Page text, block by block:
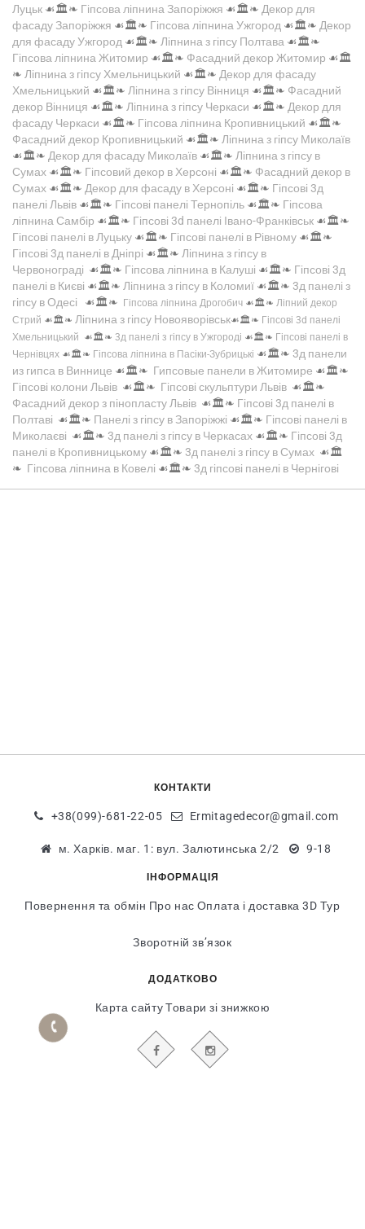
Луцьк ☙🏛️❧ Гіпсова ліпнина Запоріжжя ☙🏛️❧ Декор для
фасаду Запоріжжя ☙🏛️❧ Гіпсова ліпнина Ужгород ☙🏛️❧ Декор
для фасаду Ужгород ☙🏛️❧ Ліпнина з гіпсу Полтава ☙🏛️❧
Гіпсова ліпнина Житомир ☙🏛️❧ Фасадний декор Житомир ☙🏛️
❧ Ліпнина з гіпсу Хмельницький ☙🏛️❧ Декор для фасаду
Хмельницький ☙🏛️❧ Ліпнина з гіпсу Вінниця ☙🏛️❧ Фасадний
декор Вінниця ☙🏛️❧ Ліпнина з гіпсу Черкаси ☙🏛️❧ Декор для
фасаду Черкаси ☙🏛️❧ Гіпсова ліпнина Кропивницький ☙🏛️❧
Фасадний декор Кропивницький ☙🏛️❧ Ліпнина з гіпсу Миколаїв
☙🏛️❧ Декор для фасаду Миколаїв ☙🏛️❧ Ліпнина з гіпсу в
Сумах ☙🏛️❧ Гіпсовий декор в Херсоні ☙🏛️❧ Фасадний декор в
Сумах ☙🏛️❧ Декор для фасаду в Херсоні ☙🏛️❧ Гіпсові 3д
панелі Львів ☙🏛️❧ Гіпсові панелі Тернопіль ☙🏛️❧ Гіпсова
ліпнина Самбір ☙🏛️❧ Гіпсові 3d панелі Івано-Франківськ ☙🏛️❧
Гіпсові панелі в Луцьку ☙🏛️❧ Гіпсові панелі в Рівному ☙🏛️❧
Гіпсові 3д панелі в Дніпрі ☙🏛️❧ Ліпнина з гіпсу в
Червонограді ☙🏛️❧ Гіпсова ліпнина в Калуші ☙🏛️❧ Гіпсові 3д
панелі в Києві ☙🏛️❧ Ліпнина з гіпсу в Коломиї ☙🏛️❧ 3д панелі з
гіпсу в Одесі ☙🏛️❧ Гіпсова ліпнина Дрогобич ☙🏛️❧ Ліпний декор
Стрий ☙🏛️❧ Ліпнина з гіпсу Новояворівськ☙🏛️❧ Гіпсові 3d панелі
Хмельницький ☙🏛️❧ 3д панелі з гіпсу в Ужгороді ☙🏛️❧ Гіпсові панелі в
Чернівцях ☙🏛️❧ Гіпсова ліпнина в Пасіки-Зубрицькі ☙🏛️❧ 3д панели
из гипса в Виннице ☙🏛️❧ Гипсовые панели в Житомире ☙🏛️❧
Гіпсові колони Львів ☙🏛️❧ Гіпсові скульптури Львів ☙🏛️❧
Фасадний декор з пінопласту Львів ☙🏛️❧ Гіпсові 3д панелі в
Полтаві ☙🏛️❧ Панелі з гіпсу в Запоріжжі ☙🏛️❧ Гіпсові панелі в
Миколаєві ☙🏛️❧ 3д панелі з гіпсу в Черкасах ☙🏛️❧ Гіпсові 3д
панелі в Кропивницькому ☙🏛️❧ 3д панелі з гіпсу в Сумах ☙🏛️
❧ Гіпсова ліпнина в Ковелі ☙🏛️❧ 3д гіпсові панелі в Чернігові
КОНТАКТИ
+38(099)-681-22-05 Ermitagedecor@gmail.com
м. Харків. маг. 1: вул. Залютинська 2/2 9-18
ІНФОРМАЦІЯ
Повернення та обмін Про нас Оплата і доставка 3D Тур
Зворотній зв’язок
ДОДАТКОВО
Карта сайту Товари зі знижкою